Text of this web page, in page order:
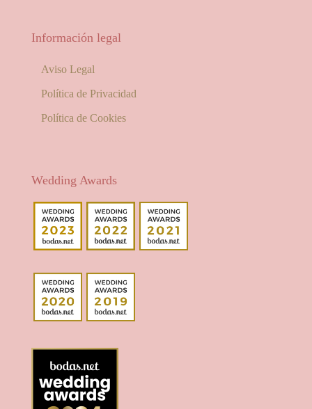
Información legal
Aviso Legal
Política de Privacidad
Política de Cookies
Wedding Awards